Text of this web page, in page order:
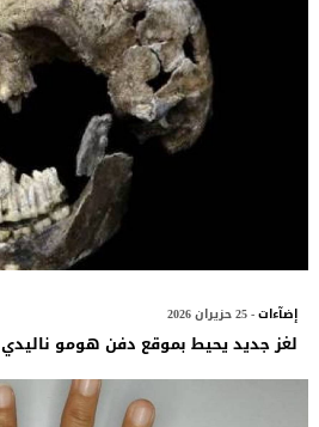
إضآءات- 25 حزيران 2026
لغز جديد يحيط بموقع دفن هومو ناليدي